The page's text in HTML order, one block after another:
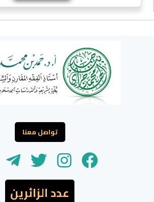
تواصل معنا
عدد الزائرين